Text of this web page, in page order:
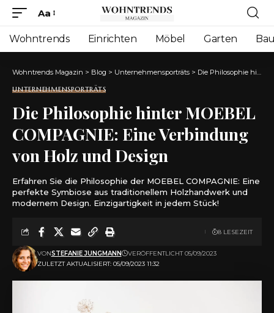
Font
Resizer
Aa
Wohntrends Einrichten Möbel Garten
Wohntrends Magazin > Blog > Unternehmensporträts > Die Philosophie hinter MOEBEL COMPAGNIE: Eine Verbindung von Holz und Design
UNTERNEHMENSPORTRÄTS
Die Philosophie hinter MOEBEL
COMPAGNIE: Eine Verbindung
von Holz und Design
Erfahren Sie die Philosophie der MOEBEL COMPAGNIE: Eine
perfekte Symbiose aus traditionellem Holzhandwerk und
modernem Design. Einzigartigkeit in jedem Stück!
ZULETZT AKTUALISIERT: 05/09/2023 11:32
VONSTEFANIE JUNGMANN VERÖFFENTLICHT 05/09/2023
8 LESEZEIT